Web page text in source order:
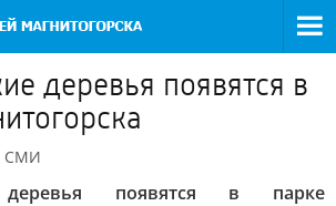
деревья появятся в
СМИ
деревья появятся в парке